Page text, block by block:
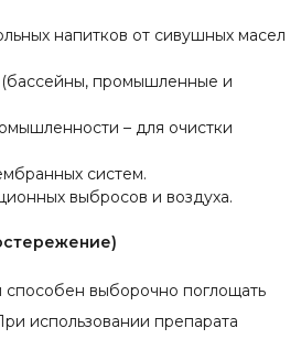
напитков от сивушных масел
промышленные и
– для очистки
систем.
выбросов и воздуха.
выборочно поглощать
использовании препарата